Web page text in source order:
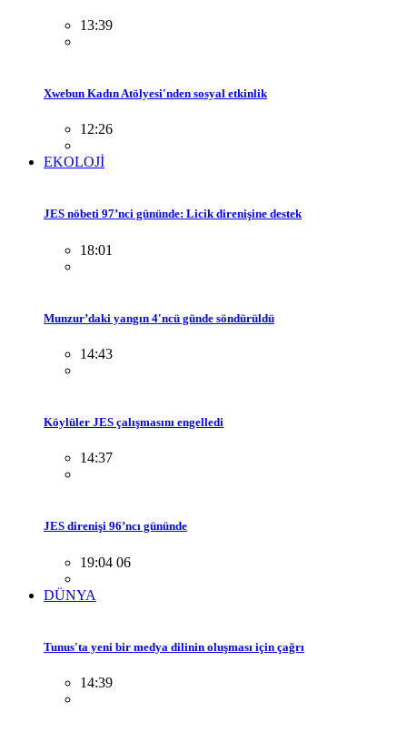
13:39
Xwebun Kadın Atölyesi'nden sosyal etkinlik
12:26
EKOLOJİ
JES nöbeti 97’nci gününde: Licik direnişine destek
18:01
Munzur’daki yangın 4'ncü günde söndürüldü
14:43
Köylüler JES çalışmasını engelledi
14:37
JES direnişi 96’ncı gününde
19:04 06
DÜNYA
Tunus'ta yeni bir medya dilinin oluşması için çağrı
14:39